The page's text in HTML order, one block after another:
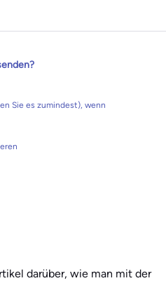
Sie es zumindest), wenn
darüber, wie man mit der